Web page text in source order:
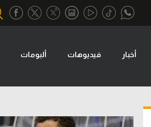
تحقيق في الجول
أخبار فيديوهات ألبومات